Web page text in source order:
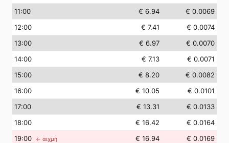
11:00 € 6.94
€ 0.0069
12:00 € 7.41
€ 0.0074
13:00 € 6.97
€ 0.0070
14:00 € 7.13
€ 0.0071
15:00 € 8.20
€ 0.0082
16:00 € 10.05
€ 0.0101
17:00 € 13.31
€ 0.0133
18:00 € 16.42
€ 0.0164
19:00 ← αιχμή € 16.94
€ 0.0169